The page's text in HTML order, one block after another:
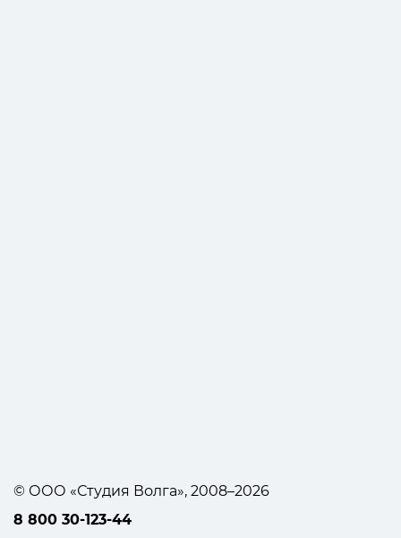
© ООО «Студия Волга», 2008–2026
8 800 30-123-44